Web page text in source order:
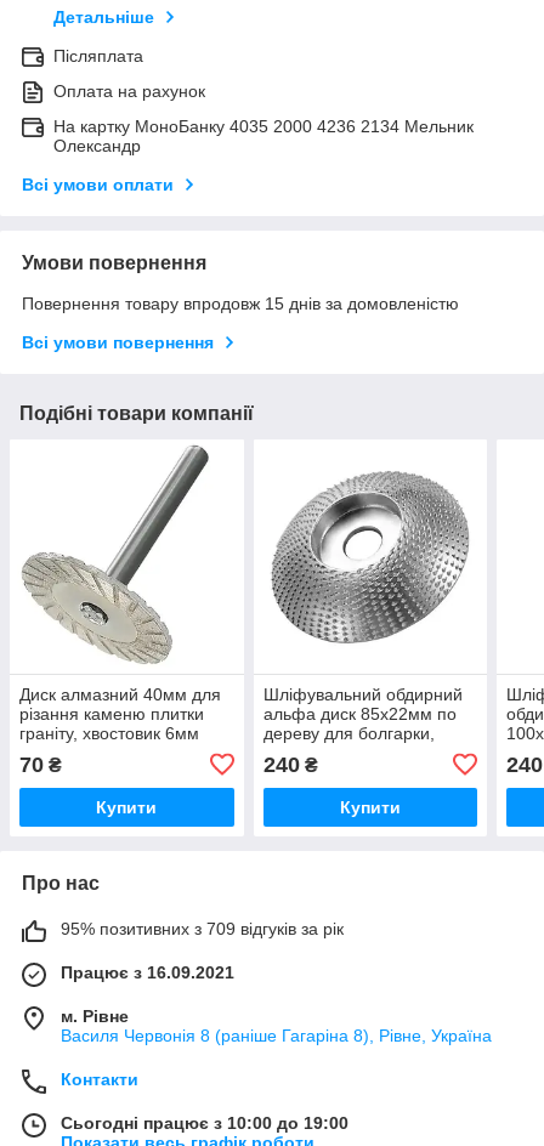
Детальніше
Післяплата
Оплата на рахунок
На картку МоноБанку 4035 2000 4236 2134 Мельник
Олександр
Всі умови оплати
Умови повернення
Повернення товару впродовж 15 днів за домовленістю
Всі умови повернення
Подібні товари компанії
Диск алмазний 40мм для
різання каменю плитки
граніту, хвостовик 6мм
70 ₴
Купити
Шліфувальний обдирний
альфа диск 85х22мм по
дереву для болгарки,
240₴
Купити
240
Про нас
95% позитивних з 709 відгуків за рік
Працює з 16.09.2021
м. Рівне
Василя Червонія 8 (раніше Гагаріна 8), Рівне, Україна
Контакти
Сьогодні працює з 10:00 до 19:00